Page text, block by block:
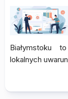
Białymstoku
lokalnych